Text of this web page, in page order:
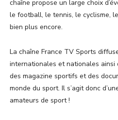
chaîne propose un large choix
le football, le tennis, le cyclisme,
bien plus encore.
La chaîne France TV Sports
internationales et nationales ainsi
des magazine sportifs et des
monde du sport. Il s’agit donc
amateurs de sport !